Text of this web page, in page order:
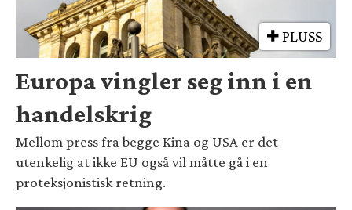
PLUSS
Europa vingler seg inn i en
handelskrig
Mellom press fra begge Kina og USA er det
utenkelig at ikke EU også vil måtte gå i en
proteksjonistisk retning.